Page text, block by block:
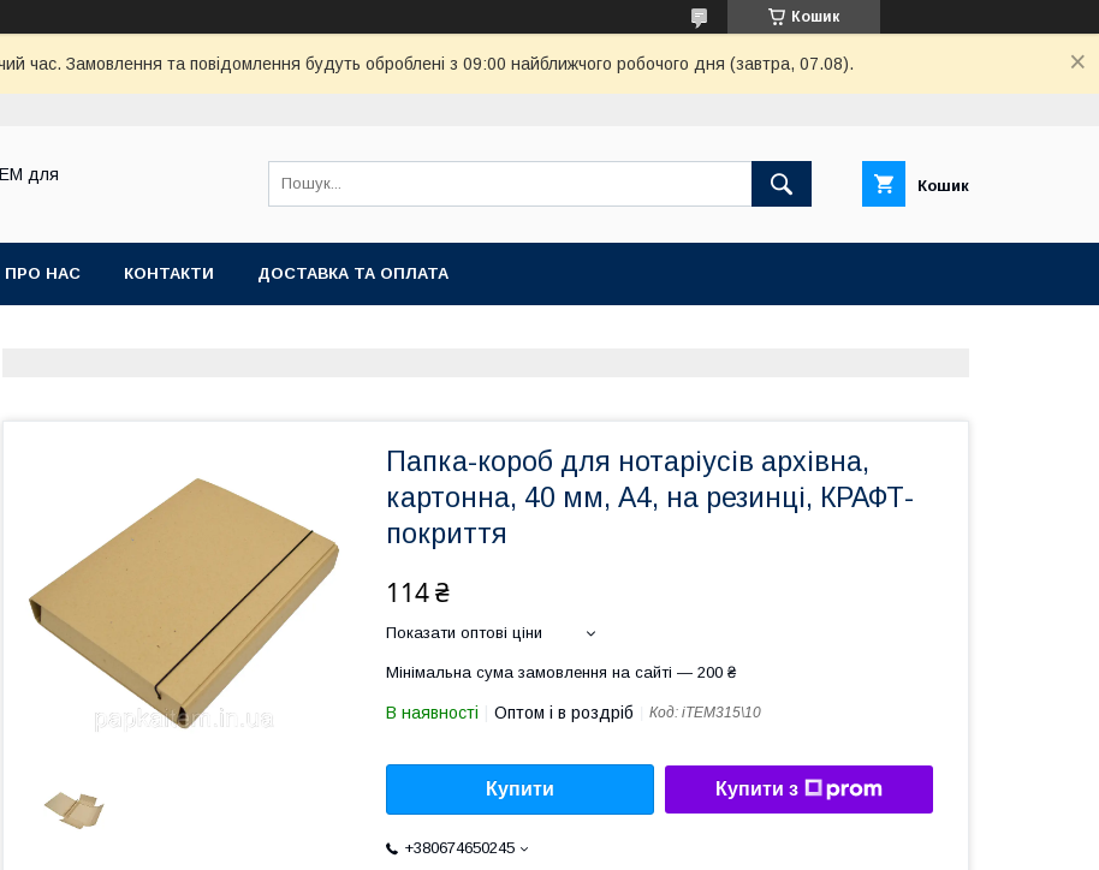
Кошик
час. Замовлення та повідомлення будуть оброблені з 09:00 найближчого робочого дня (завтра, 07.08).
для
Кошик
ПРО НАС КОНТАКТИ ДОСТАВКА ТА ОПЛАТА
Папка-короб для нотаріусів архівна,
картонна, 40 мм, А4, на резинці, КРАФТ-
покриття
114 ₴
Показати оптові ціни
Мінімальна сума замовлення на сайті — 200 ₴
В наявності Оптом і в роздріб Код: iTEM315\10
Купити Купити з
+380674650245